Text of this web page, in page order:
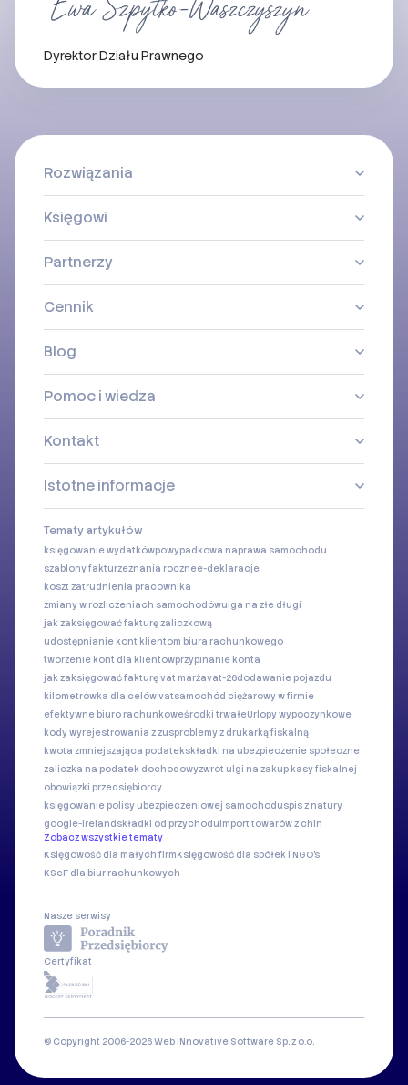
Dyrektor Działu Prawnego
Rozwiązania
Księgowi
Partnerzy
Cennik
Blog
Pomoc i wiedza
Kontakt
Istotne informacje
Tematy artykułów
księgowanie wydatkówpowypadkowa naprawa samochodu
szablony fakturzeznania rocznee-deklaracje
koszt zatrudnienia pracownika
zmiany w rozliczeniach samochodówulga na złe długi
jak zaksięgować fakturę zaliczkową
udostępnianie kont klientom biura rachunkowego
tworzenie kont dla klientówprzypinanie konta
jak zaksięgować fakturę vat marżavat-26dodawanie pojazdu
kilometrówka dla celów vatsamochód ciężarowy w firmie
efektywne biuro rachunkoweśrodki trwałeUrlopy wypoczynkowe
kody wyrejestrowania z zusproblemy z drukarką fiskalną
kwota zmniejszająca podatekskładki na ubezpieczenie społeczne
zaliczka na podatek dochodowyzwrot ulgi na zakup kasy fiskalnej
obowiązki przedsiębiorcy
księgowanie polisy ubezpieczeniowej samochoduspis z natury
google-ireland składki od przychoduimport towarów z chin
Zobacz wszystkie tematy
Księgowość dla małych firmKsięgowość dla spółek i NGO's
KSeF dla biur rachunkowych
Nasze serwisy
Certyfikat
© Copyright 2006-2026 Web INnovative Software Sp. z o.o.